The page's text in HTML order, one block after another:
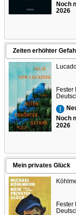
Noch
2026
Zeiten erhöhter
Fester
Noch
2026
Mein privates Glück
Fester